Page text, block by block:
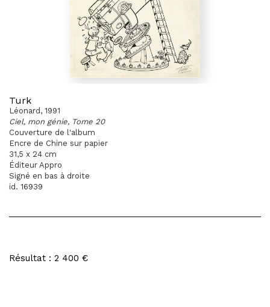
Turk
Léonard, 1991
Ciel, mon génie, Tome 20
Couverture de l'album
Encre de Chine sur papier
31,5 x 24 cm
Éditeur Appro
Signé en bas à droite
id. 16939
Résultat : 2 400 €